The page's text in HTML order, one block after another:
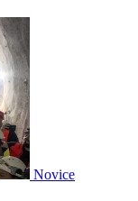
Novice